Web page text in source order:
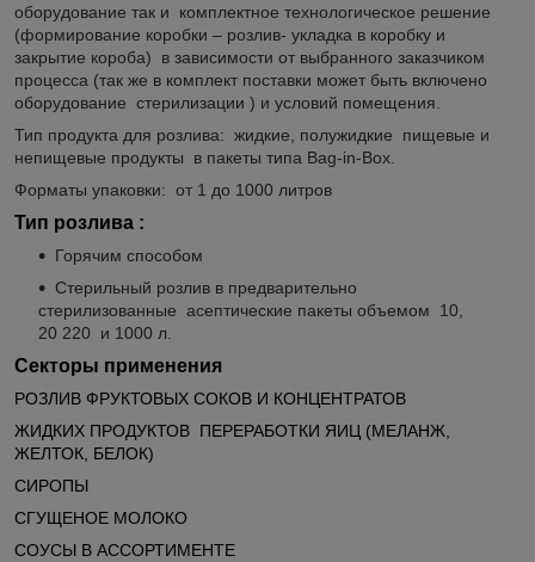
оборудование так и комплектное технологическое решение
(формирование коробки – розлив- укладка в коробку и
закрытие короба) в зависимости от выбранного заказчиком
процесса (так же в комплект поставки может быть включено
оборудование стерилизации ) и условий помещения.
Тип продукта для розлива: жидкие, полужидкие пищевые и
непищевые продукты в пакеты типа Bag-in-Box.
Форматы упаковки: от 1 до 1000 литров
Тип розлива :
Горячим способом
Стерильный розлив в предварительно
стерилизованные асептические пакеты объемом
10,
20 220
и 1000 л.
Секторы применения
РОЗЛИВ ФРУКТОВЫХ СОКОВ И КОНЦЕНТРАТОВ
ЖИДКИХ ПРОДУКТОВ ПЕРЕРАБОТКИ ЯИЦ (МЕЛАНЖ,
ЖЕЛТОК, БЕЛОК)
СИРОПЫ
СГУЩЕНОЕ МОЛОКО
СОУСЫ В АССОРТИМЕНТЕ